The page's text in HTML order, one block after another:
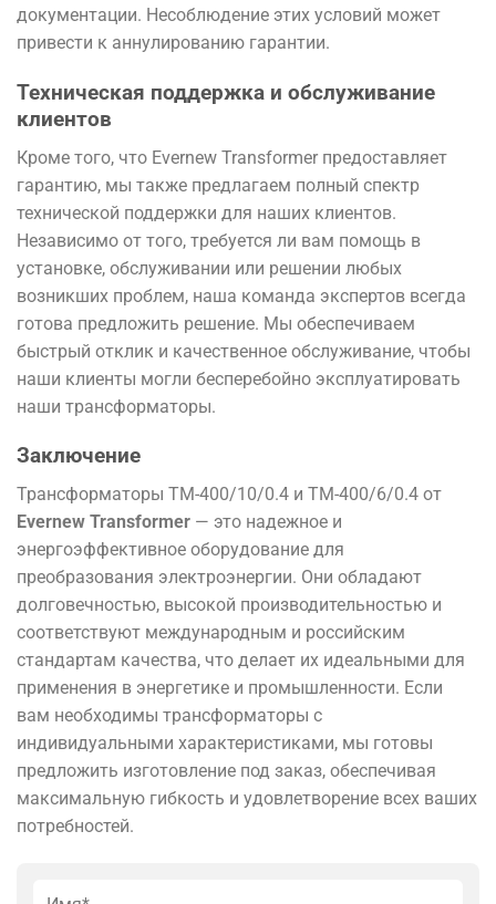
документации. Несоблюдение этих условий может
привести к аннулированию гарантии.
Техническая поддержка и обслуживание
клиентов
Кроме того, что Evernew Transformer предоставляет
гарантию, мы также предлагаем полный спектр
технической поддержки для наших клиентов.
Независимо от того, требуется ли вам помощь в
установке, обслуживании или решении любых
возникших проблем, наша команда экспертов всегда
готова предложить решение. Мы обеспечиваем
быстрый отклик и качественное обслуживание, чтобы
наши клиенты могли бесперебойно эксплуатировать
наши трансформаторы.
Заключение
Трансформаторы TM-400/10/0.4 и TM-400/6/0.4 от
Evernew Transformer — это надежное и
энергоэффективное оборудование для
преобразования электроэнергии. Они обладают
долговечностью, высокой производительностью и
соответствуют международным и российским
стандартам качества, что делает их идеальными для
применения в энергетике и промышленности. Если
вам необходимы трансформаторы с
индивидуальными характеристиками, мы готовы
предложить изготовление под заказ, обеспечивая
максимальную гибкость и удовлетворение всех ваших
потребностей.